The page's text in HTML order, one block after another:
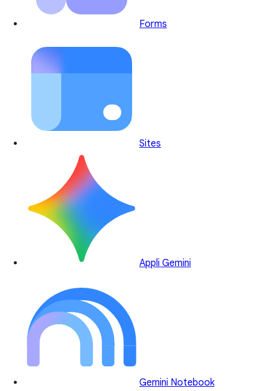
Forms
Sites
Appli Gemini
Gemini Notebook